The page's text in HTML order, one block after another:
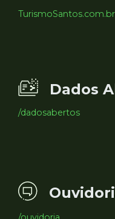
TurismoSantos.com.br
Dados
/dadosabertos